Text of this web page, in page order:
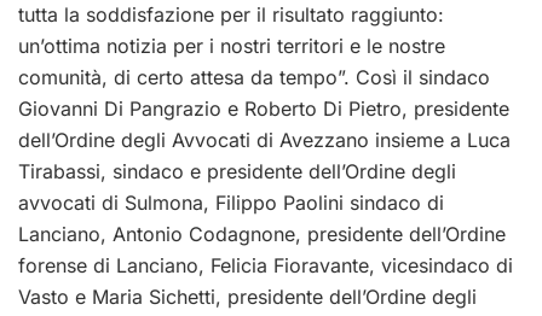
tutta la soddisfazione per il risultato raggiunto:
un’ottima notizia per i nostri territori e le nostre
comunità, di certo attesa da tempo”. Così il sindaco
Giovanni Di Pangrazio e Roberto Di Pietro, presidente
dell’Ordine degli Avvocati di Avezzano insieme a Luca
Tirabassi, sindaco e presidente dell’Ordine degli
avvocati di Sulmona, Filippo Paolini sindaco di
Lanciano, Antonio Codagnone, presidente dell’Ordine
forense di Lanciano, Felicia Fioravante, vicesindaco di
Vasto e Maria Sichetti, presidente dell’Ordine degli